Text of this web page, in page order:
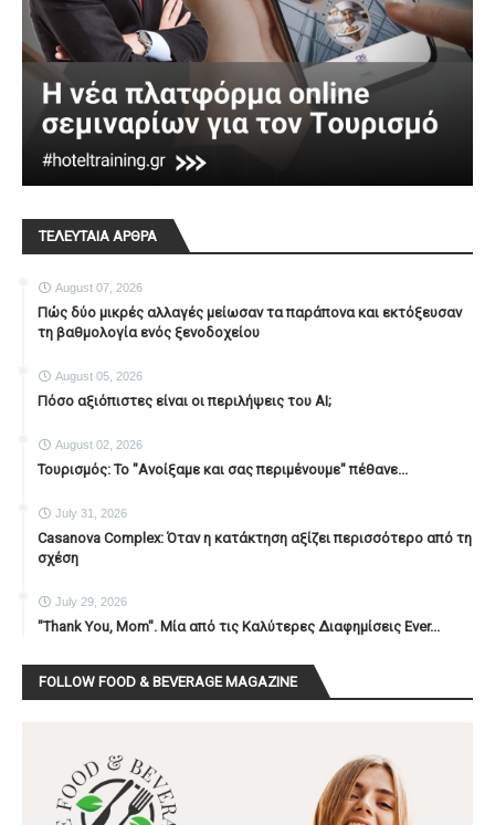
ΤΕΛΕΥΤΑΙΑ ΑΡΘΡΑ
August 07, 2026
Πώς δύο μικρές αλλαγές μείωσαν τα παράπονα και εκτόξευσαν
τη βαθμολογία ενός ξενοδοχείου
August 05, 2026
Πόσο αξιόπιστες είναι οι περιλήψεις του ΑΙ;
August 02, 2026
Τουρισμός: Το "Ανοίξαμε και σας περιμένουμε" πέθανε...
July 31, 2026
Casanova Complex: Όταν η κατάκτηση αξίζει περισσότερο από τη
σχέση
July 29, 2026
"Thank You, Mοm". Μία από τις Καλύτερες Διαφημίσεις Ever...
FOLLOW FOOD & BEVERAGE MAGAZINE